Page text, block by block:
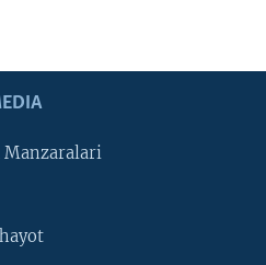
Manzaralari